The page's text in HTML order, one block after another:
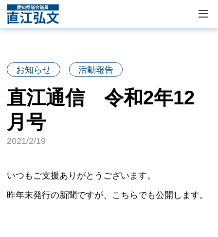
お知らせ 活動報告
直江通信 令和2年12
月号
2021/2/19
いつもご支援ありがとうございます。
昨年末発行の新聞ですが、こちらでも公開します。